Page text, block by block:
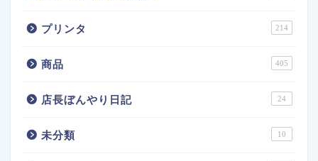
プリンタ 214
商品 405
店長ぼんやり日記 24
未分類 10